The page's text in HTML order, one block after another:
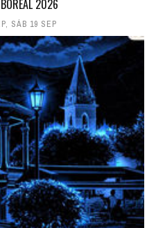
2026
, SÁB 19 SEP